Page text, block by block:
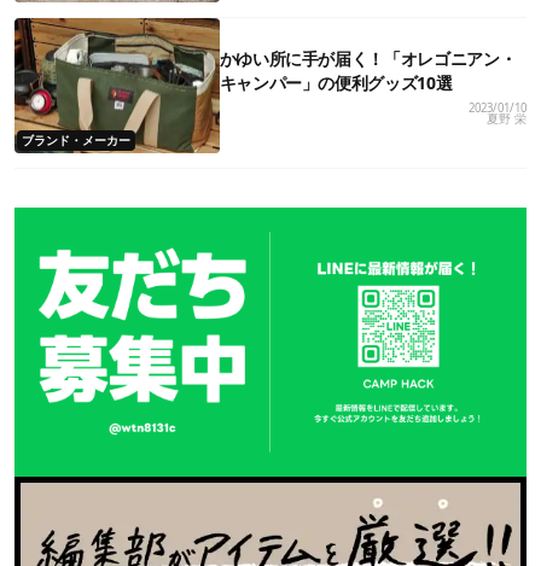
ブランド・メーカー
かゆい所に手が届く！「オレゴニアン・
キャンパー」の便利グッズ10選
2023/01/10
夏野 栄